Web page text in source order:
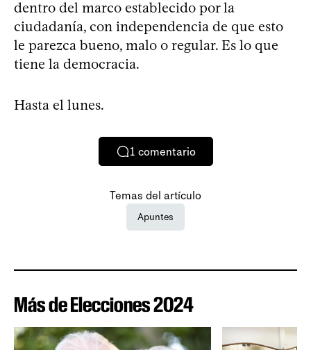
dentro del marco establecido por la
ciudadanía, con independencia de que esto
le parezca bueno, malo o regular. Es lo que
tiene la democracia.
Hasta el lunes.
1 comentario
Temas del artículo
Apuntes
Más de Elecciones 2024